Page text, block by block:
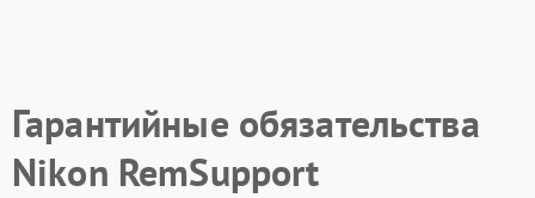
Гарантийные обязательства
Nikon RemSupport